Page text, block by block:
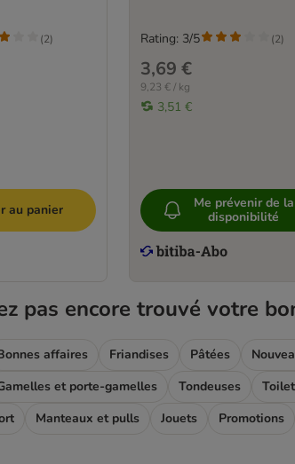
(2)
au panier
3,69 €
9,23 € / kg
3,51 €
Rating: 3/5 (2)
Me prévenir de la
disponibilité
pas encore trouvé votre
affaires Friandises Pâtées
et porte-gamelles Tondeuses
Manteaux et pulls Jouets Promotions